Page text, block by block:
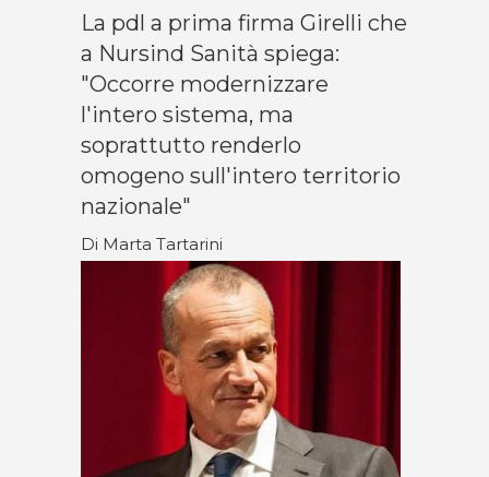
La pdl a prima firma Girelli che
a Nursind Sanità spiega:
"Occorre modernizzare
l'intero sistema, ma
soprattutto renderlo
omogeno sull'intero territorio
nazionale"
Di Marta Tartarini